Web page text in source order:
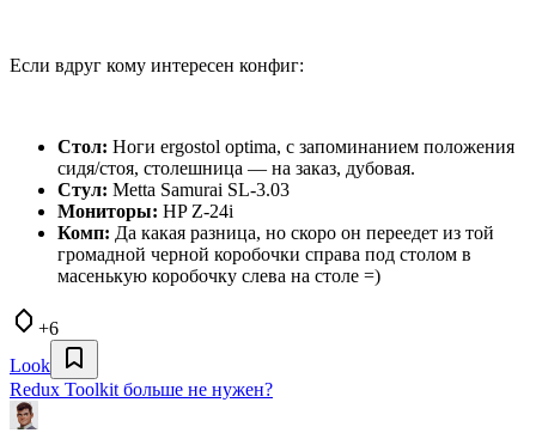
Если вдруг кому интересен конфиг:
Стол: Ноги ergostol optima, с запоминанием положения
сидя/стоя, столешница — на заказ, дубовая.
Стул: Metta Samurai SL-3.03
Мониторы: HP Z-24i
Комп: Да какая разница, но скоро он переедет из той
громадной черной коробочки справа под столом в
масенькую коробочку слева на столе =)
+6
Look
Redux Toolkit больше не нужен?